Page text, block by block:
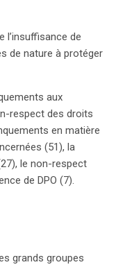
l’insuffisance de
de nature à protéger
aux
respect des droits
en matière
(51), la
le non-respect
de DPO (7).
grands groupes